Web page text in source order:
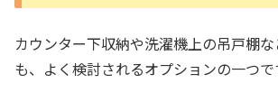
カウンター下収納や洗濯機上の吊戸棚
も、よく検討されるオプションの一つで